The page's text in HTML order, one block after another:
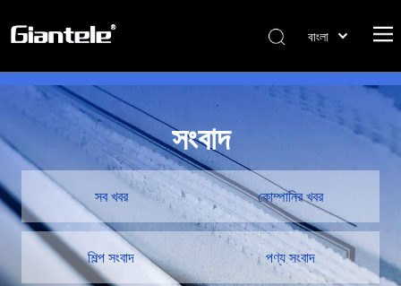
বাংলা
Tiếng Việt
Italiano
Español
Pусский
Français
العربية
简体中文
সংবাদ
সব খবর কোম্পানির খবর
শিল্প সংবাদ পণ্য সংবাদ